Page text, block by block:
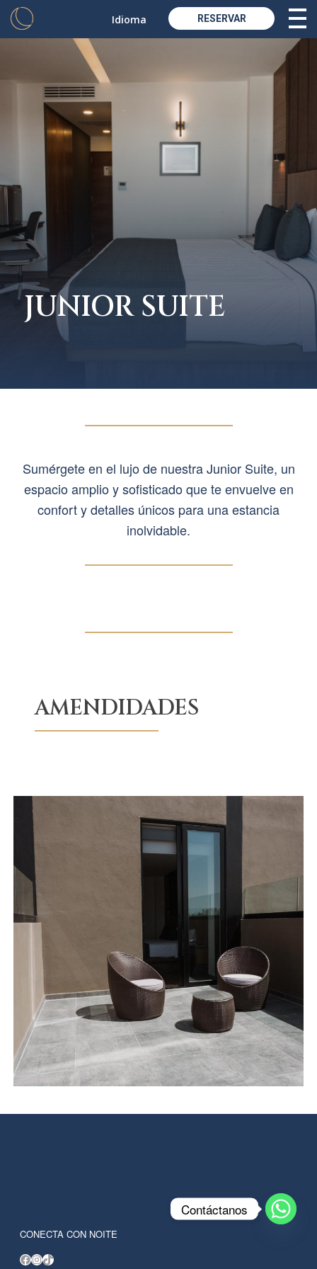
Idioma RESERVAR
JUNIOR SUITE
Sumérgete en el lujo de nuestra Junior Suite, un
espacio amplio y sofisticado que te envuelve en
confort y detalles únicos para una estancia
inolvidable.
AMENDIDADES
CONECTA CON NOITE
Facebook
Instagram
TikTok
Contáctanos